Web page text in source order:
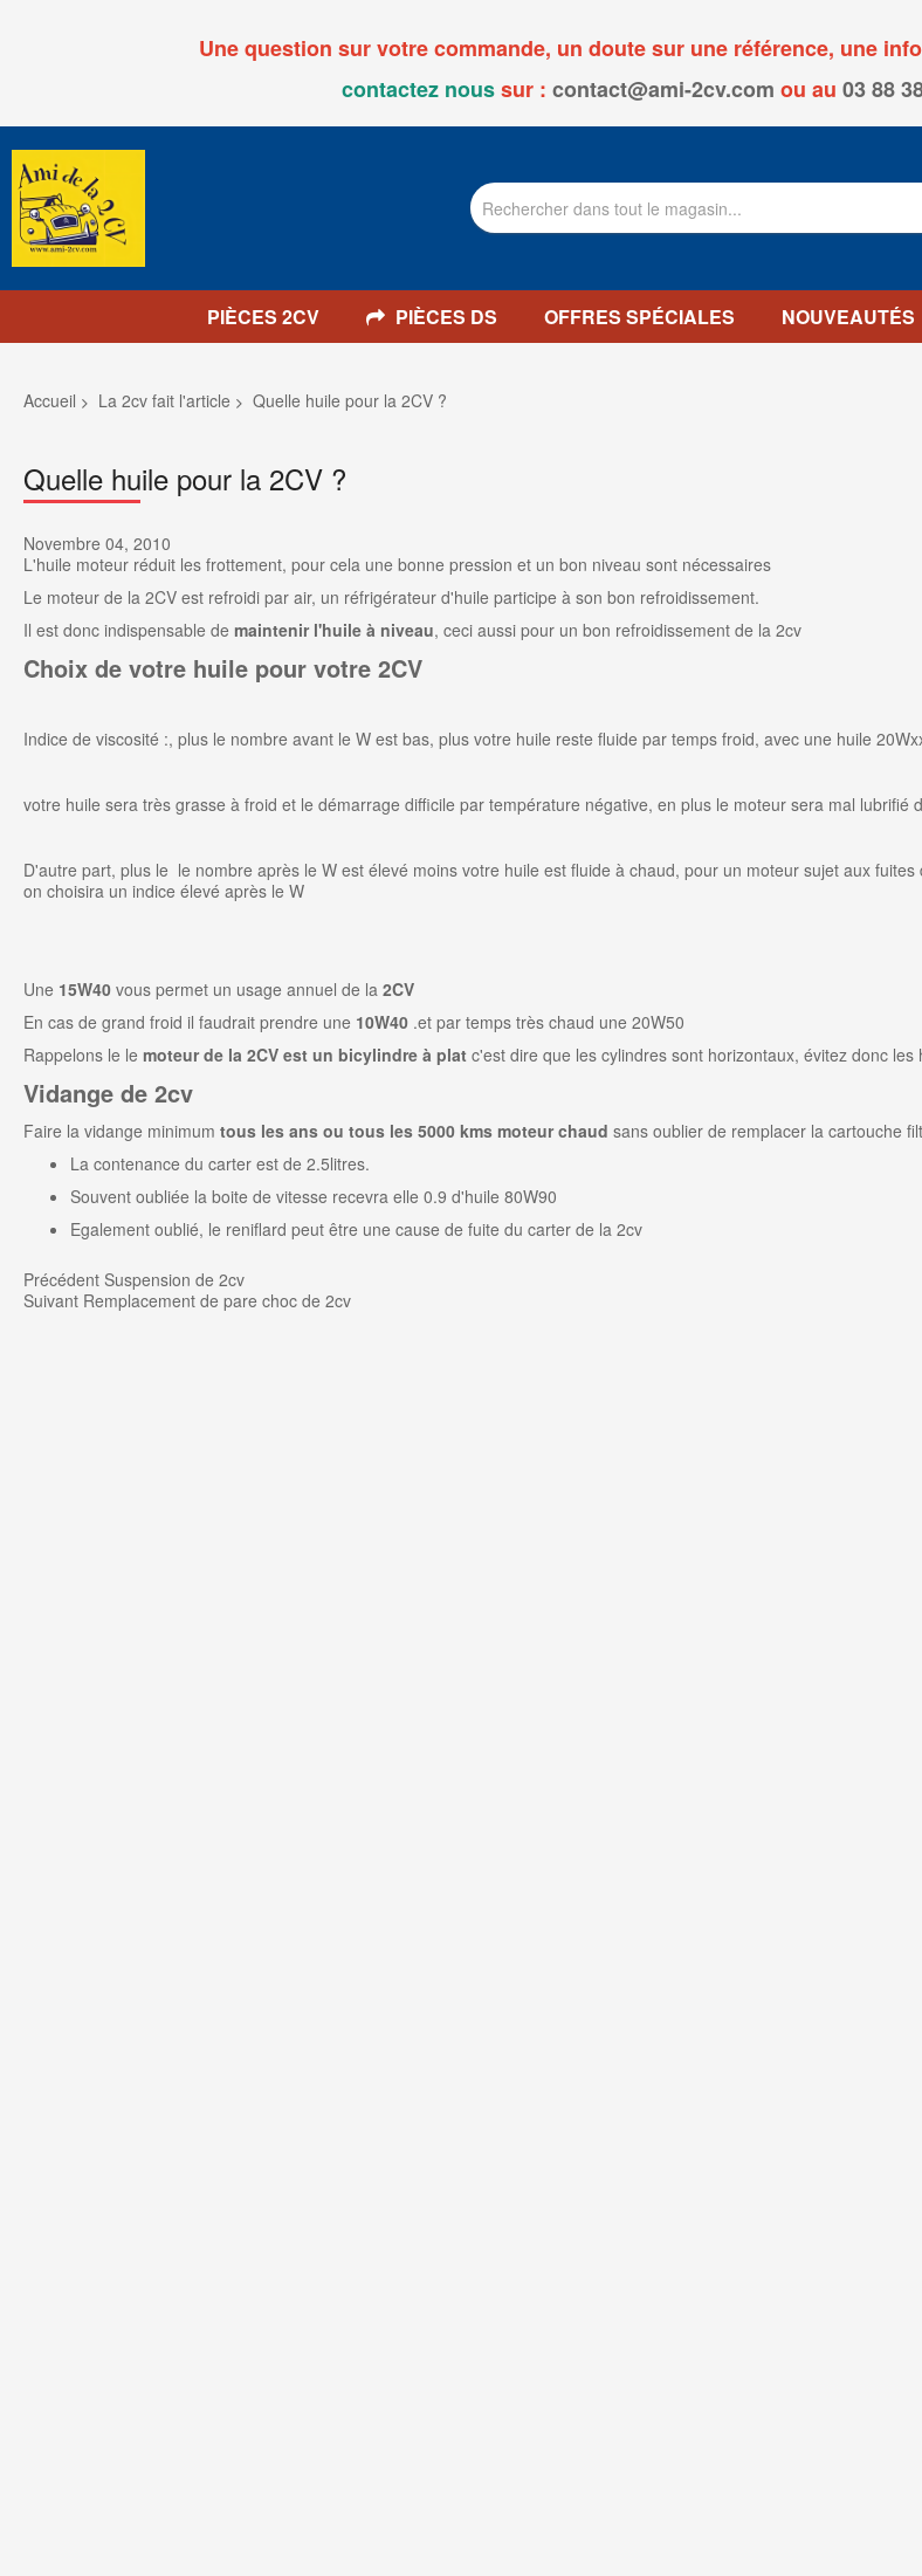
Une question sur votre commande, un doute sur une référence, une
contactez noussur : contact@ami-2cv.com ou au 03 88
PIÈCES 2CV PIÈCES DS OFFRES SPÉCIALES NOUVEAUTÉS
Accueil La 2cv fait l'article Quelle huile pour la 2CV ?
Quelle huile pour la 2CV ?
Novembre 04, 2010
L'huile moteur réduit les frottement, pour cela une bonne pression et un bon niveau sont nécessaires
Le moteur de la 2CV est refroidi par air, un réfrigérateur d'huile participe à son bon refroidissement.
Il est donc indispensable de maintenir l'huile à niveau, ceci aussi pour un bon refroidissement de la 2cv
Choix de votre huile pour votre 2CV
Indice de viscosité :, plus le nombre avant le W est bas, plus votre huile reste fluide par temps froid, avec une huile
votre huile sera très grasse à froid et le démarrage difficile par température négative, en plus le moteur sera mal lubrifié
D'autre part, plus le le nombre après le W est élevé moins votre huile est fluide à chaud, pour un moteur sujet aux fuites
on choisira un indice élevé après le W
Une 15W40 vous permet un usage annuel de la 2CV
En cas de grand froid il faudrait prendre une 10W40 .et par temps très chaud une 20W50
Rappelons le le moteur de la 2CV est un bicylindre à plat c'est dire que les cylindres sont horizontaux, évitez donc les
Vidange de 2cv
Faire la vidange minimum tous les ans ou tous les 5000 kms moteur chaud sans oublier de remplacer la cartouche
La contenance du carter est de 2.5litres.
Souvent oubliée la boite de vitesse recevra elle 0.9 d'huile 80W90
Egalement oublié, le reniflard peut être une cause de fuite du carter de la 2cv
Précédent Suspension de 2cv
Suivant Remplacement de pare choc de 2cv